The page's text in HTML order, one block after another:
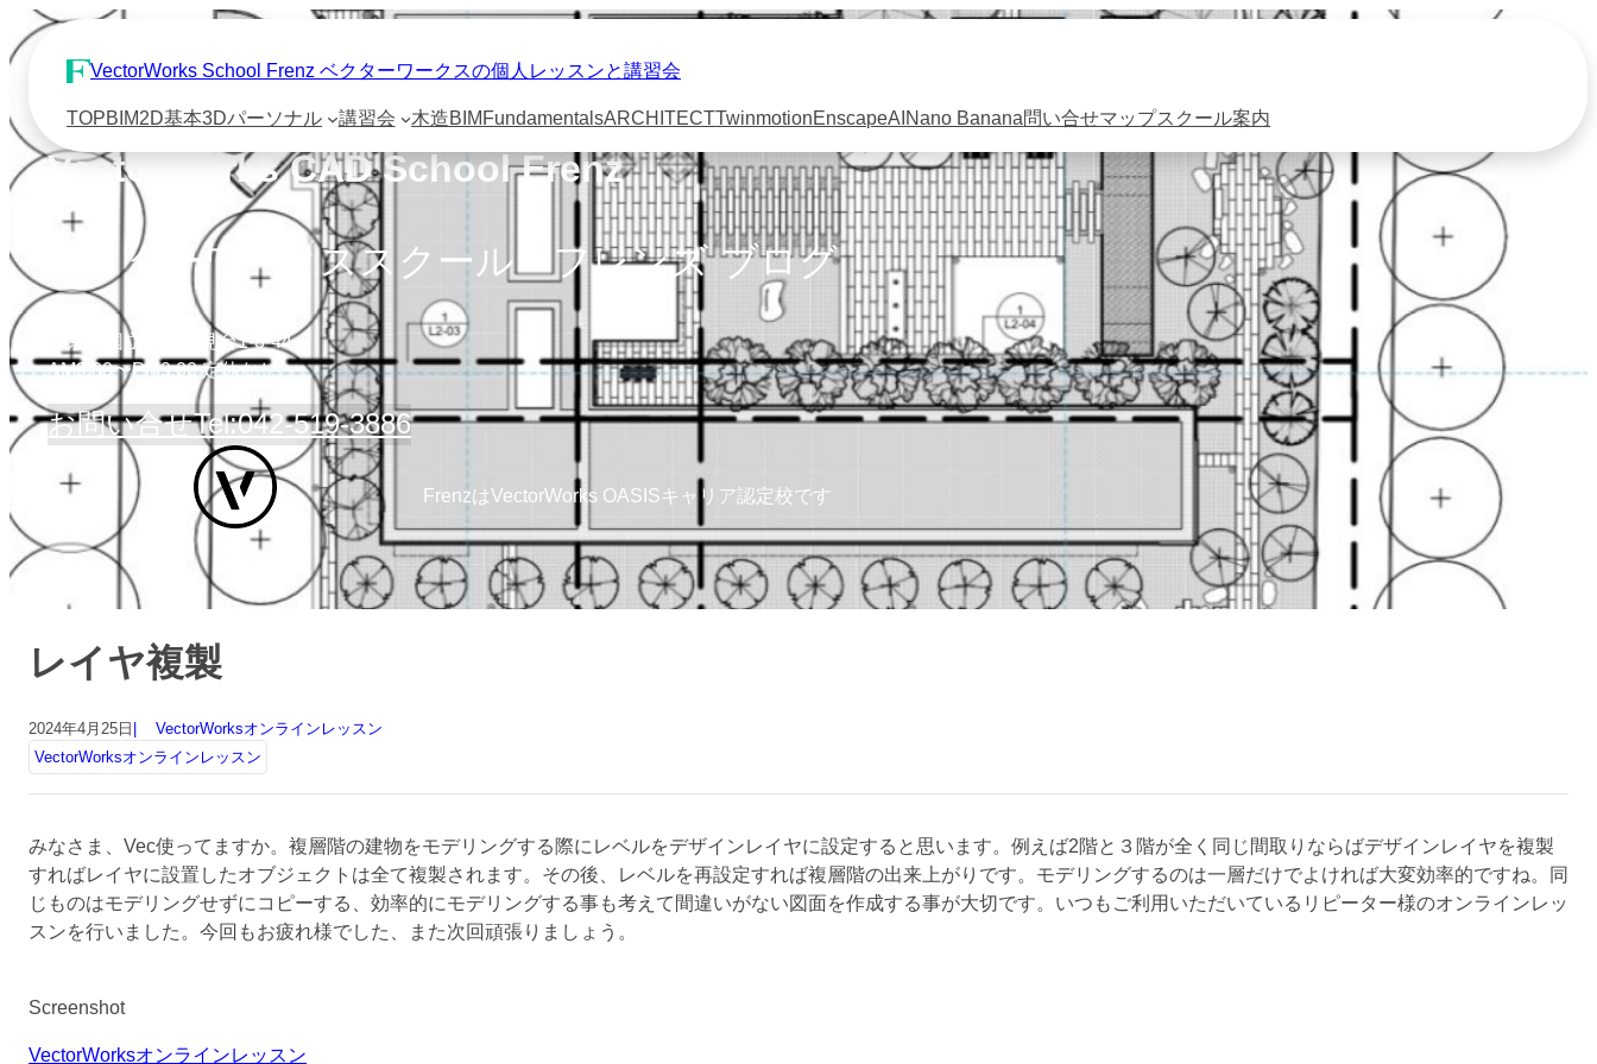
VectorWorks School Frenz ベクターワークスの個人レッスンと講習会
TOPBIM2D基本3Dパーソナル 講習会 木造BIM FundamentalsARCHITECTTwinmotionEnscapeAI Nano Banana問い合せマップスクール案内
VectorWorks CAD School Frenz
ベクターワークススクール フレンズ ブログ
東京都国立市富士見台1-8-44
AM9:00〜PM9:00 定休なし
お問い合せTel:042-519-3886
FrenzはVectorWorks OASISキャリア認定校です
レイヤ複製
2024年4月25日
VectorWorksオンラインレッスン
VectorWorksオンラインレッスン
みなさま、Vec使ってますか。複層階の建物をモデリングする際にレベルをデザインレイヤに設定すると思います。例えば2階と３階が全く同じ間取りならばデザインレイヤを複製
すればレイヤに設置したオブジェクトは全て複製されます。その後、レベルを再設定すれば複層階の出来上がりです。モデリングするのは一層だけでよければ大変効率的ですね。同
じものはモデリングせずにコピーする、効率的にモデリングする事も考えて間違いがない図面を作成する事が大切です。いつもご利用いただいているリピーター様のオンラインレッ
スンを行いました。今回もお疲れ様でした、また次回頑張りましょう。
Screenshot
VectorWorksオンラインレッスン